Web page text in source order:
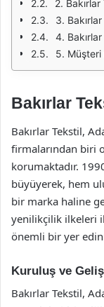
2.
3. Bakırlar
4.
5. Müşteri
Bakırlar
Bakırlar Tekstil,
firmalarından biri
korumaktadır.
büyüyerek, hem
bir marka haline
yenilikçilik ilkeleri
önemli bir yer
Kuruluş ve
Bakırlar Tekstil,